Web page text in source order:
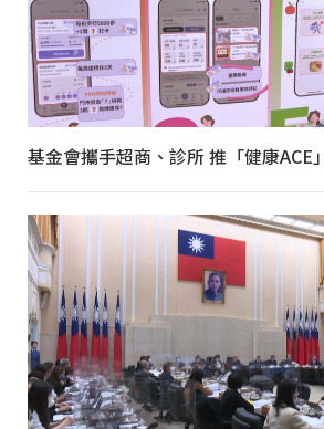
基金會攜手超商、診所 推「健康ACE